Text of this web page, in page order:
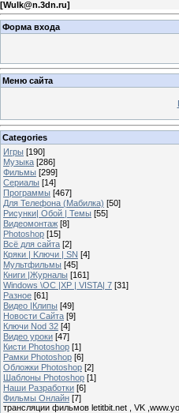
[Wulk@n.3dn.ru]
Форма входа
Меню сайта
Categories
Игры [190]
Музыка [286]
Фильмы [299]
Сериалы [14]
Программы [467]
Для Телефона (Мабилка) [50]
Рисунки| Обой | Темы [55]
Видеомонтаж [8]
Photoshop [15]
Всё для сайта [2]
Кряки | Kлючи | SN [4]
Мультфильмы [45]
Книги |Журналы [161]
Windows \OC |XP | VISTA| 7 [31]
Разное [61]
Видео |Клипы [49]
Новости Сайта [9]
Ключи Nod 32 [4]
Видео уроки [47]
Кисти Photoshop [1]
Рамки Photoshop [6]
Обложки Photoshop [2]
Шаблоны Photoshop [1]
Наши Разработки [6]
Фильмы Онлайн [7]
трансляции фильмов letitbit.net , VK